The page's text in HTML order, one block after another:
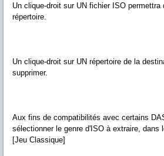
Un clique-droit sur UN fichier ISO permettra
répertoire.
Un clique-droit sur UN répertoire de la
supprimer.
Aux fins de compatibilités avec certains
sélectionner le genre d'ISO à extraire, dans
[Jeu Classique]